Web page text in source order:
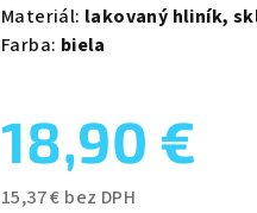
je
0,0
hviezdičiek.
Materiál: lakovaný hliník,
Farba: biela
18,90 €
15,37 € bez DPH